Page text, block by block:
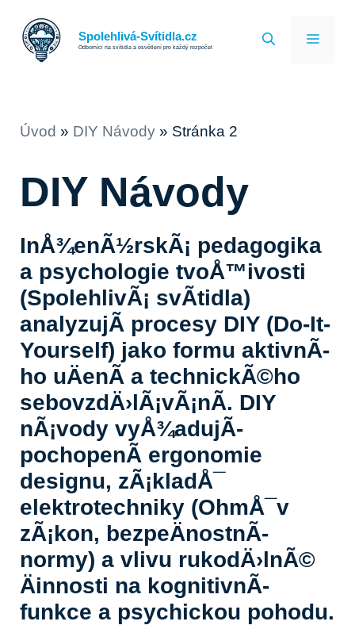
obsah
Spolehlivá-Svítidla.cz
Odborníci na svítidla a osvětlení pro každý rozpočet
Úvod » DIY Návody » Stránka 2
DIY Návody
InÅ¾enÃ½rskÃ¡ pedagogika
a psychologie tvoÅ™ivosti
(SpolehlivÃ¡ svÃ­tidla)
analyzujÃ­ procesy DIY (Do-It-
Yourself) jako formu aktivnÃ­
ho uÄenÃ­ a technickÃ©ho
sebovzdÄ›lÃ¡vÃ¡nÃ­. DIY
nÃ¡vody vyÅ¾adujÃ­
pochopenÃ­ ergonomie
designu, zÃ¡kladÅ¯
elektrotechniky (OhmÅ¯v
zÃ¡kon, bezpeÄnostnÃ­
normy) a vlivu rukodÄ›lnÃ©
Äinnosti na kognitivnÃ­
funkce a psychickou pohodu.